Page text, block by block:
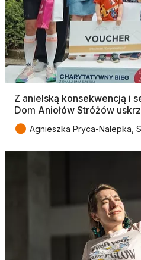
Z anielską konsekwencją i
Dom Aniołów Stróżów
● Agnieszka Pryca-Nalepka,